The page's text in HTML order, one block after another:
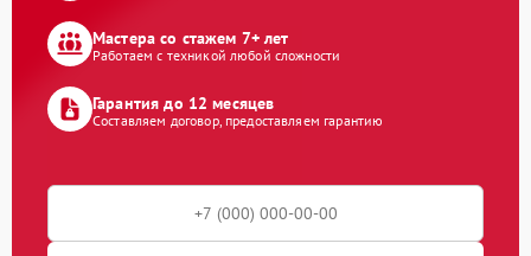
Мастера со стажем 7+ лет
Работаем с техникой любой сложности
Гарантия до 12 месяцев
Составляем договор, предоставляем гарантию